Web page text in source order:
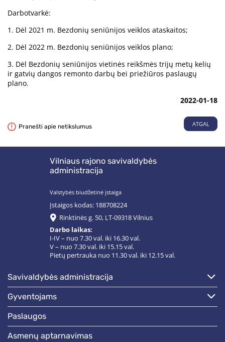
Darbotvarkė:
1. Dėl 2021 m. Bezdonių seniūnijos veiklos ataskaitos;
2. Dėl 2022 m. Bezdonių seniūnijos veiklos plano;
3. Dėl Bezdonių seniūnijos vietinės reikšmės trijų metų kelių
ir gatvių dangos remonto darbų bei priežiūros paslaugų
plano.
2022-01-18
Pranešti apie netikslumus ATGAL
Vilniaus rajono savivaldybės
administracija
Valstybės biudžetinė įstaiga
Įstaigos kodas: 188708224
Rinktinės g. 50, LT-09318 Vilnius
Darbo laikas:
I-IV – nuo 7.30 val. iki 16.30 val.
V – nuo 7.30 val. iki 15.15 val.
Pietų pertrauka nuo 11.30 val. iki 12.15 val.
savivaldybės administracija
gyventojams
paslaugos
asmenų aptarnavimas